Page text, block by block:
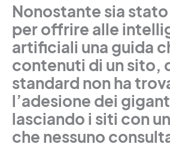
Nonostante sia
per offrire alle
artificiali una guida
contenuti di un sito,
standard non ha
l’adesione dei
lasciando i siti con
che nessuno